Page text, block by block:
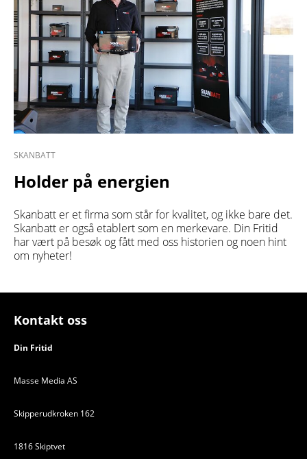
SKANBATT
Holder på energien
Skanbatt er et firma som står for kvalitet, og ikke bare det.
Skanbatt er også etablert som en merkevare. Din Fritid
har vært på besøk og fått med oss historien og noen hint
om nyheter!
Kontakt oss
Din Fritid
Masse Media AS
Skipperudkroken 162
1816 Skiptvet